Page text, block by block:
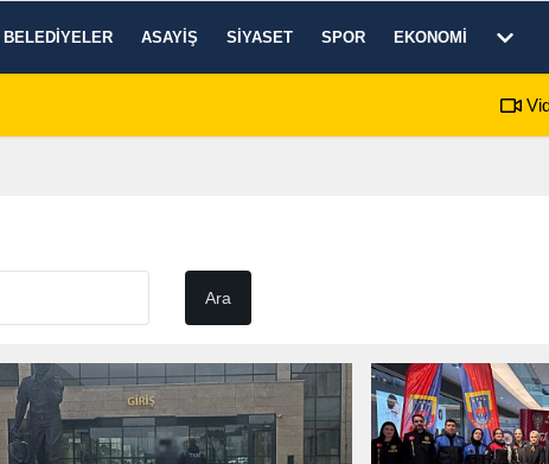
BELEDIYELER ASAYIŞ SIYASET SPOR EKONOMI